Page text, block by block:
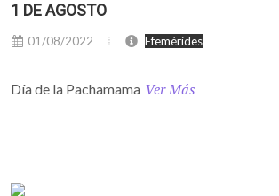
1 DE AGOSTO
01/08/2022 Efemérides
Día de la Pachamama Ver Más